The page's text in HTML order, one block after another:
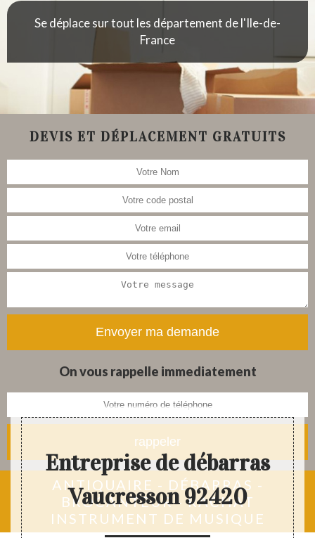
Se déplace sur tout les département de l'Ile-de-
France
DEVIS ET DÉPLACEMENT GRATUITS
On vous rappelle immediatement
ANTIQUAIRE - DÉBARRAS -
BROCANTEUR - RACHAT
INSTRUMENT DE MUSIQUE
restauration de meubles, tableau,
tapis et objets anciens
Entreprise de débarras
Vaucresson 92420